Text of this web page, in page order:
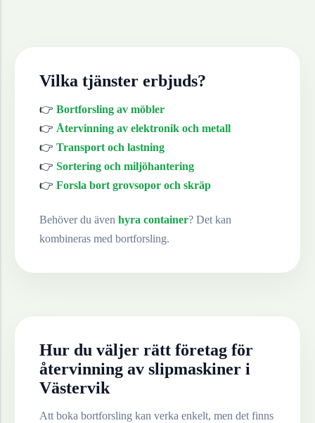
Vilka tjänster erbjuds?
👉 Bortforsling av möbler
👉 Återvinning av elektronik och metall
👉 Transport och lastning
👉 Sortering och miljöhantering
👉 Forsla bort grovsopor och skräp
Behöver du även hyra container? Det kan
kombineras med bortforsling.
Hur du väljer rätt företag för
återvinning av slipmaskiner i
Västervik
Att boka bortforsling kan verka enkelt, men det finns